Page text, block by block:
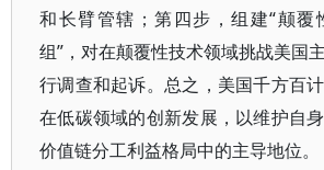
和长臂管辖；第四步，组建“颠覆
组”，对在颠覆性技术领域挑战美国
行调查和起诉。总之，美国千方百
在低碳领域的创新发展，以维护自
价值链分工利益格局中的主导地位。